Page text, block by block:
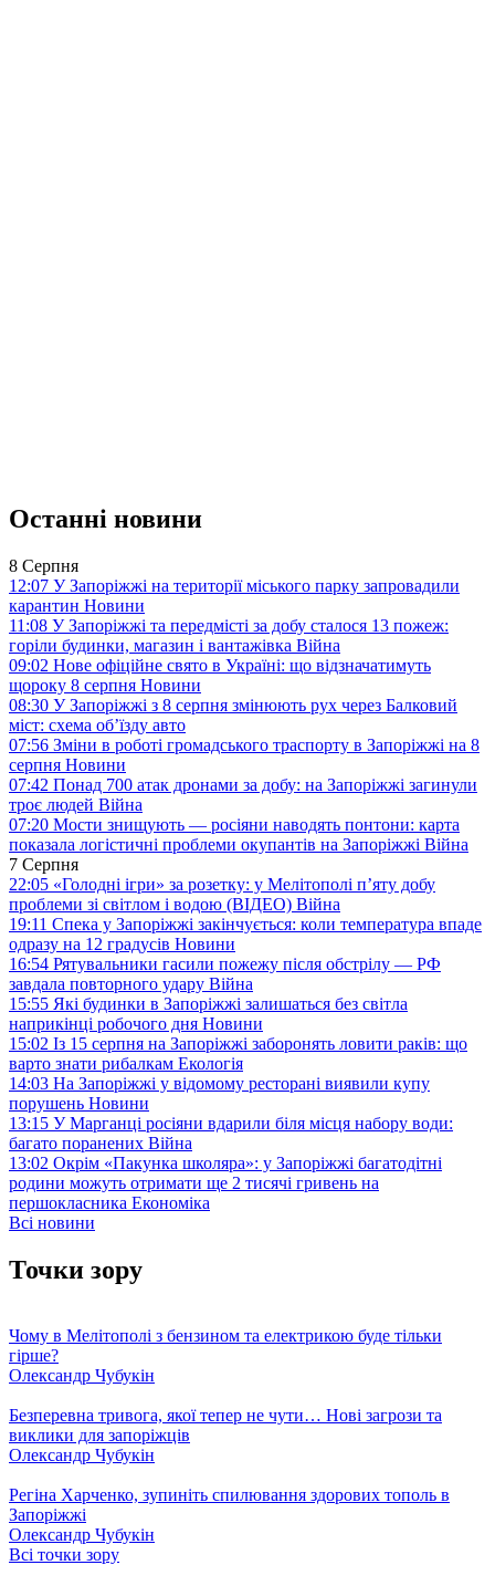
Останні новини
8 Серпня
12:07 У Запоріжжі на території міського парку запровадили
карантин Новини
11:08 У Запоріжжі та передмісті за добу сталося 13 пожеж:
горіли будинки, магазин і вантажівка Війна
09:02 Нове офіційне свято в Україні: що відзначатимуть
щороку 8 серпня Новини
08:30 У Запоріжжі з 8 серпня змінюють рух через Балковий
міст: схема об’їзду авто
07:56 Зміни в роботі громадського траспорту в Запоріжжі на 8
серпня Новини
07:42 Понад 700 атак дронами за добу: на Запоріжжі загинули
троє людей Війна
07:20 Мости знищують — росіяни наводять понтони: карта
показала логістичні проблеми окупантів на Запоріжжі Війна
7 Серпня
22:05 «Голодні ігри» за розетку: у Мелітополі п’яту добу
проблеми зі світлом і водою (ВІДЕО) Війна
19:11 Спека у Запоріжжі закінчується: коли температура впаде
одразу на 12 градусів Новини
16:54 Рятувальники гасили пожежу після обстрілу — РФ
завдала повторного удару Війна
15:55 Які будинки в Запоріжжі залишаться без світла
наприкінці робочого дня Новини
15:02 Із 15 серпня на Запоріжжі заборонять ловити раків: що
варто знати рибалкам Екологія
14:03 На Запоріжжі у відомому ресторані виявили купу
порушень Новини
13:15 У Марганці росіяни вдарили біля місця набору води:
багато поранених Війна
13:02 Окрім «Пакунка школяра»: у Запоріжжі багатодітні
родини можуть отримати ще 2 тисячі гривень на
першокласника Економіка
Всі новини
Точки зору
Чому в Мелітополі з бензином та електрикою буде тільки
гірше?
Олександр Чубукін
Безперевна тривога, якої тепер не чути… Нові загрози та
виклики для запоріжців
Олександр Чубукін
Регіна Харченко, зупиніть спилювання здорових тополь в
Запоріжжі
Олександр Чубукін
Всі точки зору